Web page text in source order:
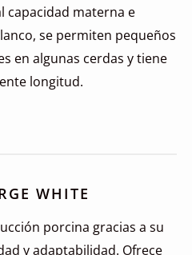
capacidad materna e
se permiten pequeños
en algunas cerdas y tiene
longitud.
WHITE
porcina gracias a su
y adaptabilidad. Ofrece